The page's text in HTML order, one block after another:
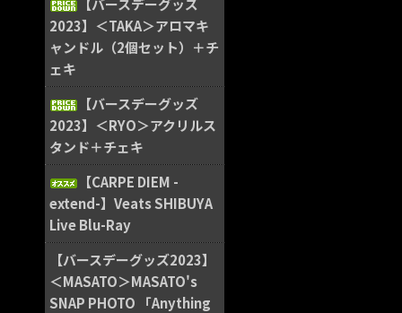
【バースデーグッズ
2023】＜TAKA＞アロマキ
ャンドル（2個セット）＋チ
ェキ
【バースデーグッズ
2023】＜RYO＞アクリルス
タンド＋チェキ
【CARPE DIEM -
extend-】Veats SHIBUYA
Live Blu-Ray
【バースデーグッズ2023】
＜MASATO＞MASATO's
SNAP PHOTO 「Anything